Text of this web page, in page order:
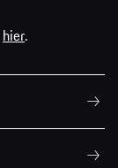
hier.